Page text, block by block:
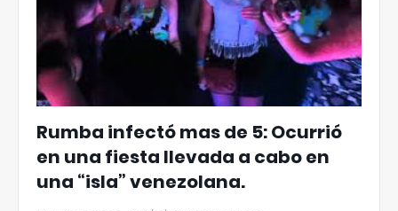
Rumba infectó mas de 5: Ocurrió
en una fiesta llevada a cabo en
una “isla” venezolana.